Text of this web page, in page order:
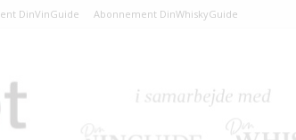
DinVinGuide Abonnement DinWhiskyGuide